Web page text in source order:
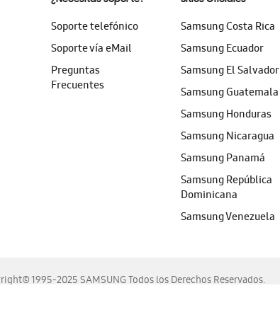
Soporte telefónico
Soporte vía eMail
Preguntas
Frecuentes
Samsung Costa Rica
Samsung Ecuador
Samsung El Salvador
Samsung Guatemala
Samsung Honduras
Samsung Nicaragua
Samsung Panamá
Samsung República
Dominicana
Samsung Venezuela
1995-2025 SAMSUNG Todos los Derechos Reservados.